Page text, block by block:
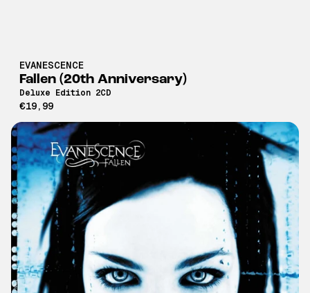
EVANESCENCE
Fallen (20th Anniversary)
Deluxe Edition 2CD
€19,99